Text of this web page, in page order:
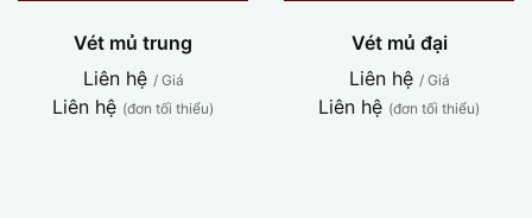
Vét mủ trung
Liên hệ / Giá
Liên hệ (đơn tối thiểu)
Vét mủ đại
Liên hệ / Giá
Liên hệ (đơn tối thiểu)